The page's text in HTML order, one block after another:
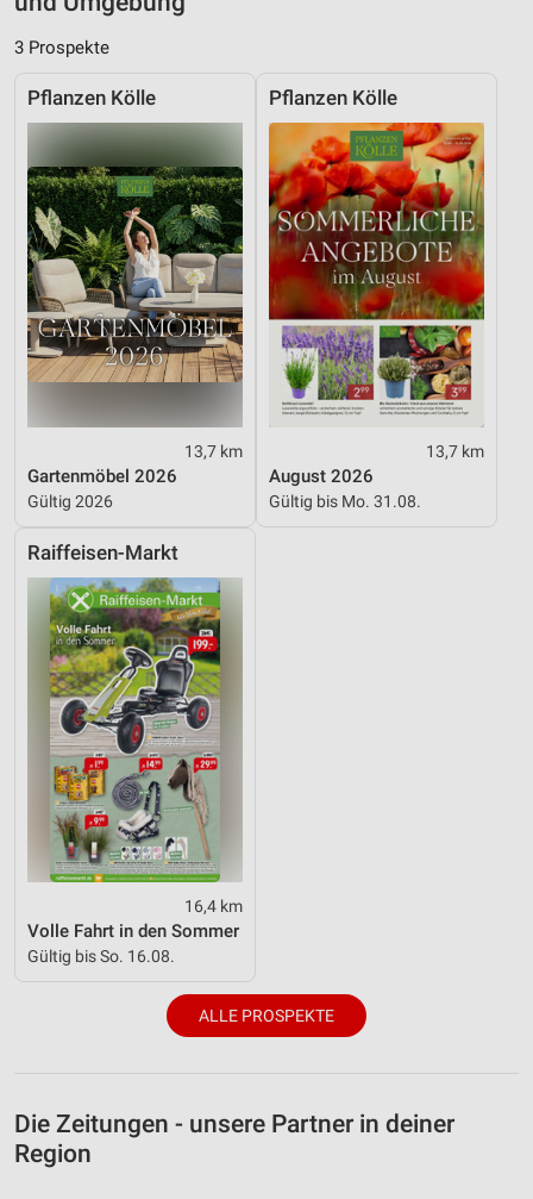
3 Prospekte
Pflanzen Kölle
13,7 km
Gartenmöbel 2026
Gültig 2026
Pflanzen Kölle
13,7 km
August 2026
Gültig bis Mo. 31.08.
Raiffeisen-Markt
16,4 km
Volle Fahrt in den Sommer
Gültig bis So. 16.08.
ALLE PROSPEKTE
Die Zeitungen - unsere Partner in deiner
Region
Informationen identifizieren
Nicht-IAB-Verarbeitungszwecke:
Notwendig
Performance
Funktional
Werbung